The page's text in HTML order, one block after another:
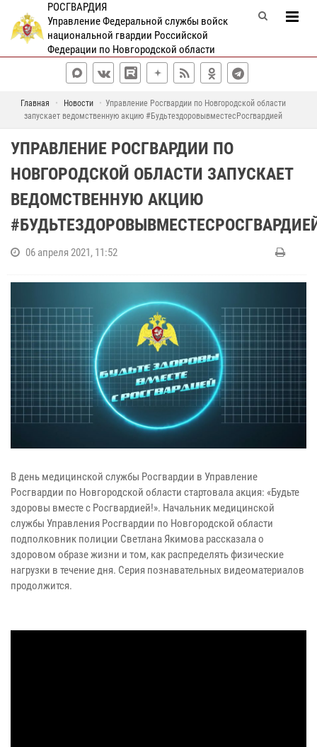
РОСГВАРДИЯ
Управление Федеральной службы войск
национальной гвардии Российской
Федерации по Новгородской области
Главная Новости
Управление Росгвардии по Новгородской области
запускает ведомственную акцию #БудьтездоровывместесРосгвардией
УПРАВЛЕНИЕ РОСГВАРДИИ ПО
НОВГОРОДСКОЙ ОБЛАСТИ ЗАПУСКАЕТ
ВЕДОМСТВЕННУЮ АКЦИЮ
06 апреля 2021, 11:52
В день медицинской службы Росгвардии в Управление
Росгвардии по Новгородской области стартовала акция: «Будьте
здоровы вместе с Росгвардией!». Начальник медицинской
службы Управления Росгвардии по Новгородской области
подполковник полиции Светлана Якимова рассказала о
здоровом образе жизни и том, как распределять физические
нагрузки в течение дня. Серия познавательных видеоматериалов
продолжится.